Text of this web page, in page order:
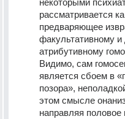
некоторыми
рассматривается
предваряющее
факультативному
атрибутивному
Видимо, сам
является сбоем в
позора»,
этом смысле
направляя половое